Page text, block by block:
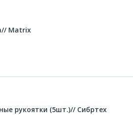
Matrix
рукоятки (5шт.)// Сибртех